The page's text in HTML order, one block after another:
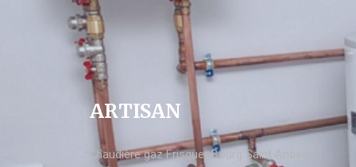
ARTISAN
chaudière gaz Frisquet Bourg Saint Andéol